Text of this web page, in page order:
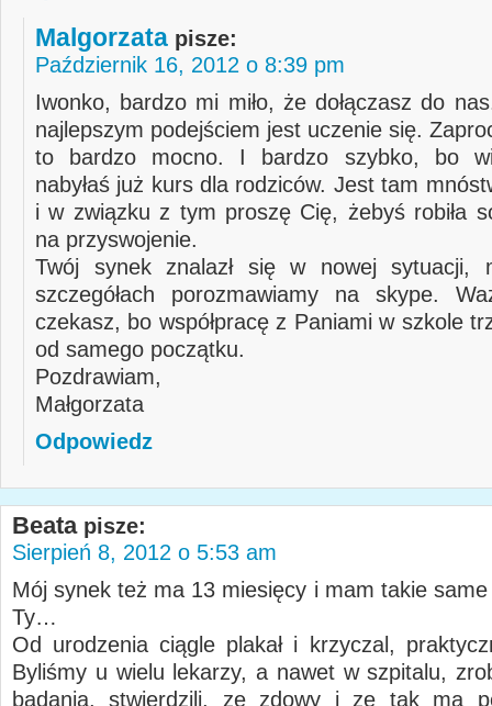
Malgorzata pisze:
Październik 16, 2012 o 8:39 pm
Iwonko, bardzo mi miło, że dołączasz do
najlepszym podejściem jest uczenie się.
to bardzo mocno. I bardzo szybko, bo
nabyłaś już kurs dla rodziców. Jest tam
i w związku z tym proszę Cię, żebyś robiła
na przyswojenie.
Twój synek znalazł się w nowej sytuacji,
szczegółach porozmawiamy na skype.
czekasz, bo współpracę z Paniami w szkole
od samego początku.
Pozdrawiam,
Małgorzata
Odpowiedz
Beata pisze:
Sierpień 8, 2012 o 5:53 am
Mój synek też ma 13 miesięcy i mam takie
Ty…
Od urodzenia ciągle plakał i krzyczal,
Byliśmy u wielu lekarzy, a nawet w szpitalu,
badania, stwierdzili, ze zdowy i ze tak ma